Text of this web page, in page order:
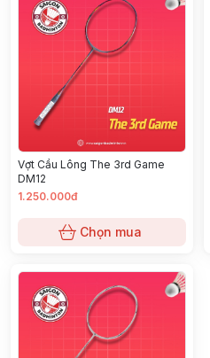
Vợt Cầu Lông The 3rd Game
DM12
1.250.000đ
Chọn mua